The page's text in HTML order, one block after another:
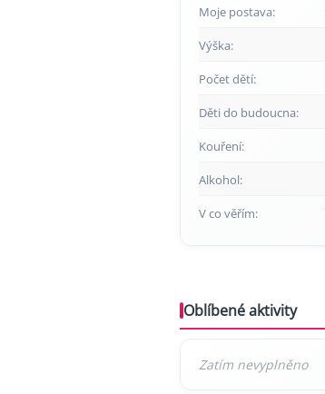
Moje postava:
Výška:
Počet dětí:
Děti do budoucna:
Kouření:
Alkohol:
V co věřím:
Oblíbené aktivity